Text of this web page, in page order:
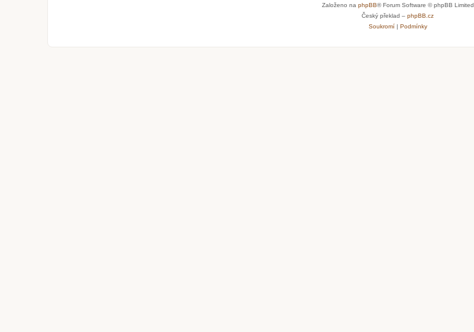
Založeno na phpBB® Forum Software © phpBB Limited
Český překlad – phpBB.cz
Soukromí| Podmínky